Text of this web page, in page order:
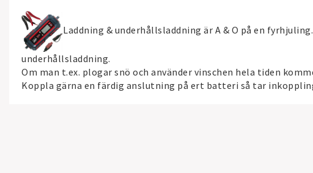
Laddning & underhållsladdning är A & O på en
underhållsladdning.
Om man t.ex. plogar snö och använder vinschen hela tiden
Koppla gärna en färdig anslutning på ert batteri så tar